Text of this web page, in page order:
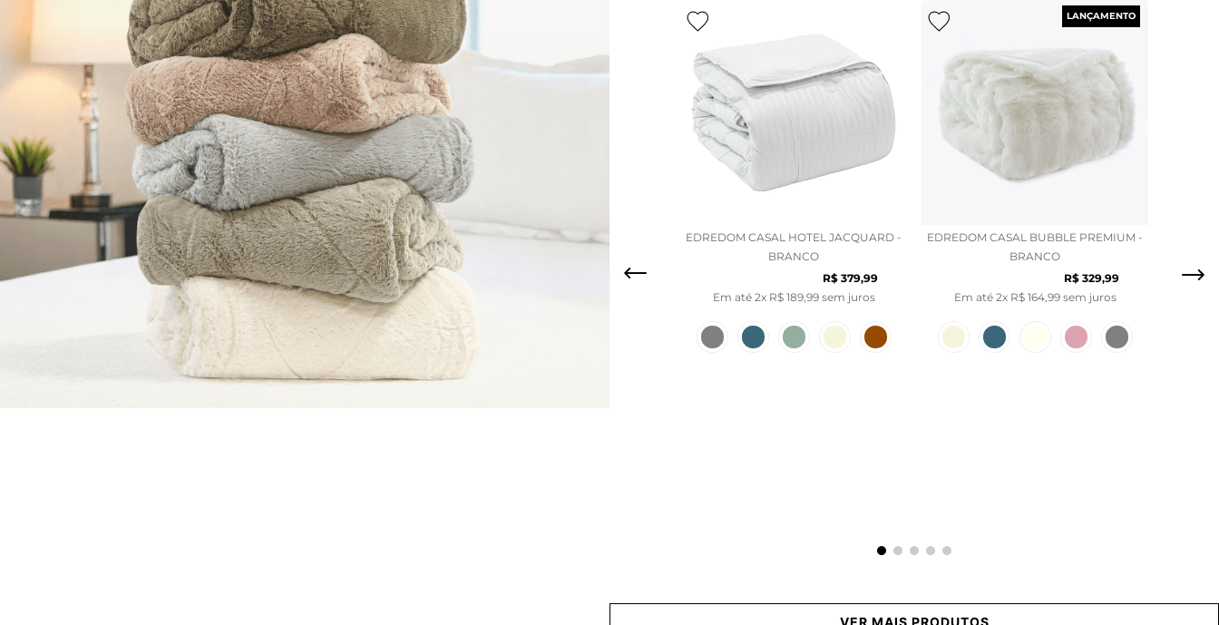
EDREDOM CASAL HOTEL JACQUARD -
BRANCO
R$ 379,99
Em até 2x R$ 189, 99sem juros
LANÇAMENTO
EDREDOM CASAL BUBBLE PREMIUM -
BRANCO
R$ 329,99
Em até 2x R$ 164, 99sem juros
VER MAIS PRODUTOS